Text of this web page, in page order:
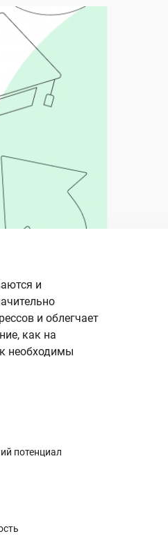
и
и облегчает
как на
необходимы
потенциал